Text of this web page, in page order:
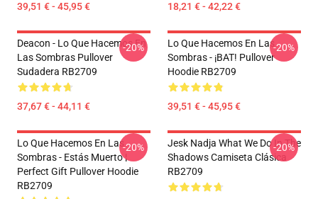
39,51 € - 45,95 € 18,21 € - 42,22 €
Deacon - Lo Que Hacemos En
Las Sombras Pullover
Sudadera RB2709
37,67 € - 44,11 €
-20%
Lo Que Hacemos En Las
Sombras - ¡BAT! Pullover
Hoodie RB2709
39,51 € - 45,95 €
-20%
Lo Que Hacemos En Las
Sombras - Estás Muerto ¦
Perfect Gift Pullover Hoodie
RB2709
-20%
Jesk Nadja What We Do In The
Shadows Camiseta Clásica
RB2709
-20%